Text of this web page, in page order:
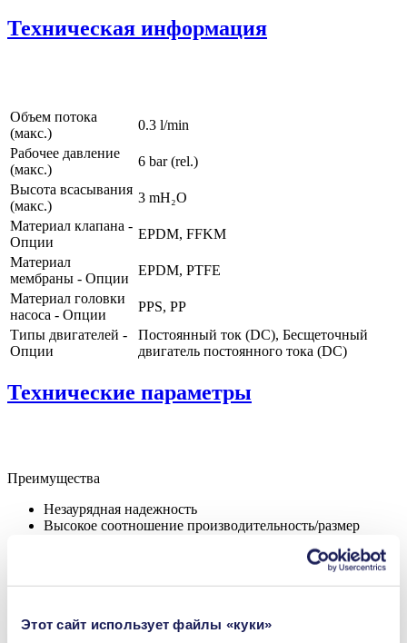
Этот сайт использует файлы «куки»
Техническая информация
Объем потока
(макс.)
0.3 l/min
Рабочее давление
(макс.)
6 bar (rel.)
Высота всасывания
(макс.)
3 mH₂O
Материал клапана -
Опции
EPDM, FFKM
Материал
мембраны - Опции
EPDM, PTFE
Материал головки
насоса - Опции
PPS, PP
Типы двигателей -
Опции
Постоянный ток (DC), Бесщеточный
двигатель постоянного тока (DC)
Технические параметры
Преимущества
Незаурядная надежность
Высокое соотношение производительность/размер
Самозаливной
Цифровой регулятор двигателя